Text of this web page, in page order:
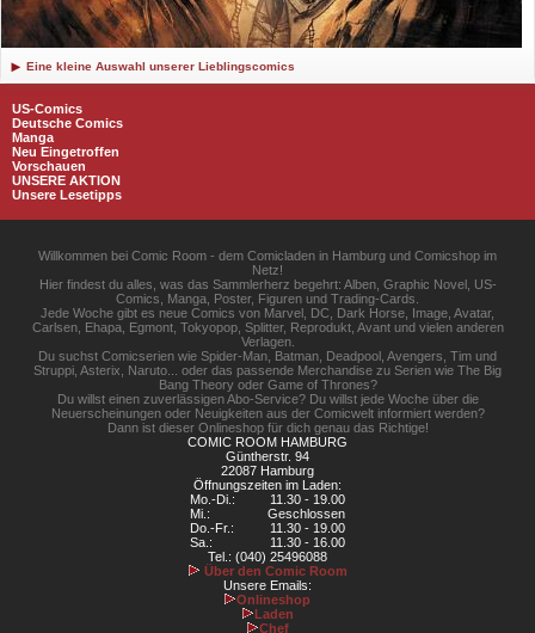
Eine kleine Auswahl unserer Lieblingscomics
US-Comics
Deutsche Comics
Manga
Neu Eingetroffen
Vorschauen
UNSERE AKTION
Unsere Lesetipps
Willkommen bei Comic Room - dem Comicladen in Hamburg und Comicshop im
Netz!
Hier findest du alles, was das Sammlerherz begehrt: Alben, Graphic Novel, US-
Comics, Manga, Poster, Figuren und Trading-Cards.
Jede Woche gibt es neue Comics von Marvel, DC, Dark Horse, Image, Avatar,
Carlsen, Ehapa, Egmont, Tokyopop, Splitter, Reprodukt, Avant und vielen anderen
Verlagen.
Du suchst Comicserien wie Spider-Man, Batman, Deadpool, Avengers, Tim und
Struppi, Asterix, Naruto... oder das passende Merchandise zu Serien wie The Big
Bang Theory oder Game of Thrones?
Du willst einen zuverlässigen Abo-Service? Du willst jede Woche über die
Neuerscheinungen oder Neuigkeiten aus der Comicwelt informiert werden?
Dann ist dieser Onlineshop für dich genau das Richtige!
COMIC ROOM HAMBURG
Güntherstr. 94
22087 Hamburg
Öffnungszeiten im Laden:
Mo.-Di.:
11.30 - 19.00
Mi.:
Geschlossen
Do.-Fr.:
11.30 - 19.00
Sa.:
11.30 - 16.00
Tel.: (040) 25496088
Über den Comic Room
Unsere Emails:
Onlineshop
Laden
Chef